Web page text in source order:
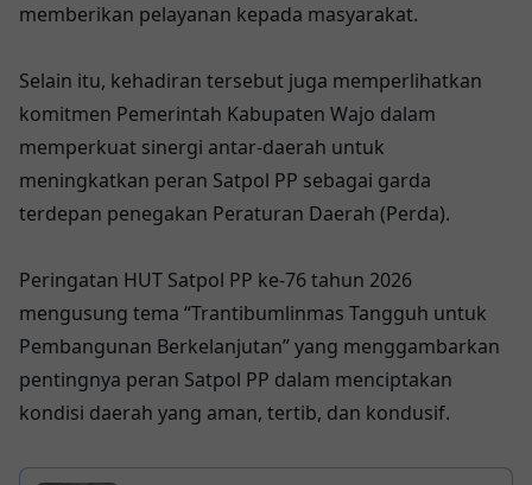
memberikan pelayanan kepada masyarakat.
Selain itu, kehadiran tersebut juga memperlihatkan
komitmen Pemerintah Kabupaten Wajo dalam
memperkuat sinergi antar-daerah untuk
meningkatkan peran Satpol PP sebagai garda
terdepan penegakan Peraturan Daerah (Perda).
Peringatan HUT Satpol PP ke-76 tahun 2026
mengusung tema “Trantibumlinmas Tangguh untuk
Pembangunan Berkelanjutan” yang menggambarkan
pentingnya peran Satpol PP dalam menciptakan
kondisi daerah yang aman, tertib, dan kondusif.